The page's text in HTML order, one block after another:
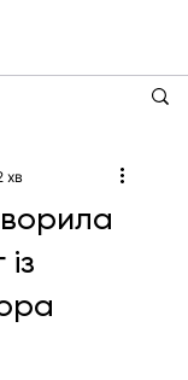
хв